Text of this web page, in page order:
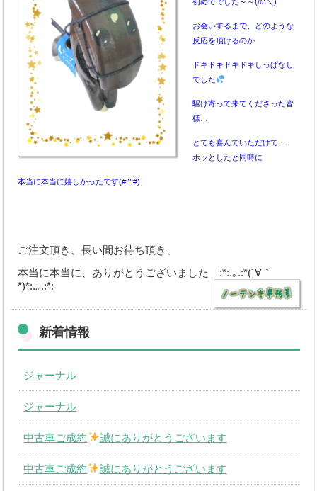
お会いするまで、どのような
反応を頂けるのか
ドキドキドキドキしっぱなし
でした
駆け寄って来てくださった皆
様…
とても喜んでいただけて…
ホッとしたと同時に
本当に本当に嬉しかったです(#^^#)
ご注文頂き、長い間お待ち頂き、
本当に本当に、ありがとうございました :*:.｡.:*(´∀｀
*)*:.｡.:*:
新着情報
ジャーナル
ジャーナル
中古車ご成約 誠にありがとうございます
中古車ご成約 誠にありがとうございます